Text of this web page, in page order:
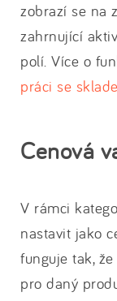
zobrazí se na
zahrnující
polí. Více o
práci se
Cenová
V rámci
nastavit jako
funguje tak,
pro daný